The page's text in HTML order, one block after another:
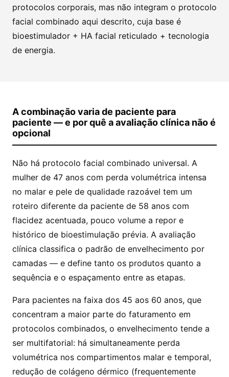
protocolos corporais, mas não integram o protocolo
facial combinado aqui descrito, cuja base é
bioestimulador + HA facial reticulado + tecnologia
de energia.
A combinação varia de paciente para
paciente — e por quê a avaliação clínica não é
opcional
Não há protocolo facial combinado universal. A
mulher de 47 anos com perda volumétrica intensa
no malar e pele de qualidade razoável tem um
roteiro diferente da paciente de 58 anos com
flacidez acentuada, pouco volume a repor e
histórico de bioestimulação prévia. A avaliação
clínica classifica o padrão de envelhecimento por
camadas — e define tanto os produtos quanto a
sequência e o espaçamento entre as etapas.
Para pacientes na faixa dos 45 aos 60 anos, que
concentram a maior parte do faturamento em
protocolos combinados, o envelhecimento tende a
ser multifatorial: há simultaneamente perda
volumétrica nos compartimentos malar e temporal,
redução de colágeno dérmico (frequentemente